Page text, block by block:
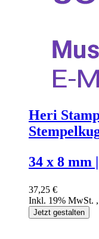
Heri
34 x 8 mm
37,25 €
Inkl. 19% MwSt. ,
Jetzt gestalten